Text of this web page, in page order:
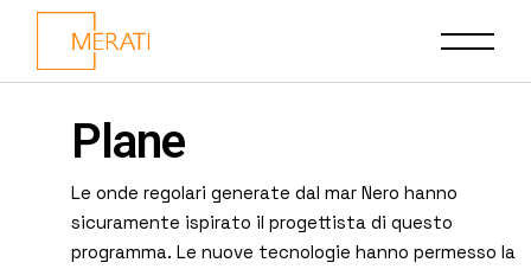
Plane
Le onde regolari generate dal mar Nero hanno
sicuramente ispirato il progettista di questo
programma. Le nuove tecnologie hanno permesso la